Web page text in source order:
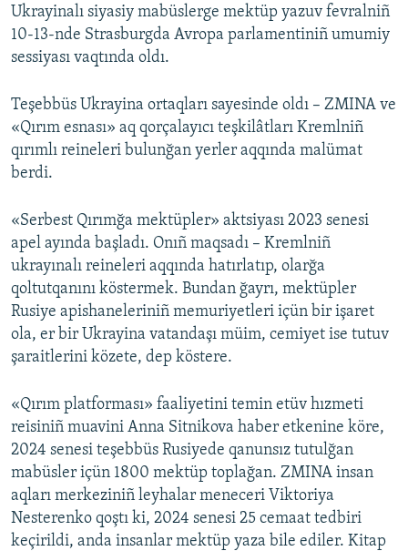
Ukrayinalı siyasiy mabüslerge mektüp yazuv fevralniñ
10-13-nde Strasburgda Avropa parlamentiniñ umumiy
sessiyası vaqtında oldı.
Teşebbüs Ukrayina ortaqları sayesinde oldı – ZMINA ve
«Qırım esnası» aq qorçalayıcı teşkilâtları Kremlniñ
qırımlı reineleri bulunğan yerler aqqında malümat
berdi.
«Serbest Qırımğa mektüpler» aktsiyası 2023 senesi
apel ayında başladı. Onıñ maqsadı – Kremlniñ
ukrayınalı reineleri aqqında hatırlatıp, olarğa
qoltutqanını köstermek. Bundan ğayrı, mektüpler
Rusiye apishaneleriniñ memuriyetleri içün bir işaret
ola, er bir Ukrayina vatandaşı müim, cemiyet ise tutuv
şaraitlerini közete, dep köstere.
«Qırım platforması» faaliyetini temin etüv hızmeti
reisiniñ muavini Anna Sitnikova haber etkenine köre,
2024 senesi teşebbüs Rusiyede qanunsız tutulğan
mabüsler içün 1800 mektüp toplağan. ZMINA insan
aqları merkeziniñ leyhalar meneceri Viktoriya
Nesterenko qoştı ki, 2024 senesi 25 cemaat tedbiri
keçirildi, anda insanlar mektüp yaza bile ediler. Kitap